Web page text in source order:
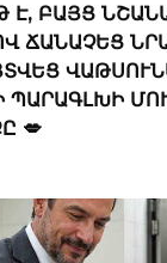
Է, ԲԱՅՑ
ՃԱՆԱՉԵՑ
ՊԱՐԱԳԼԽԻ
💋